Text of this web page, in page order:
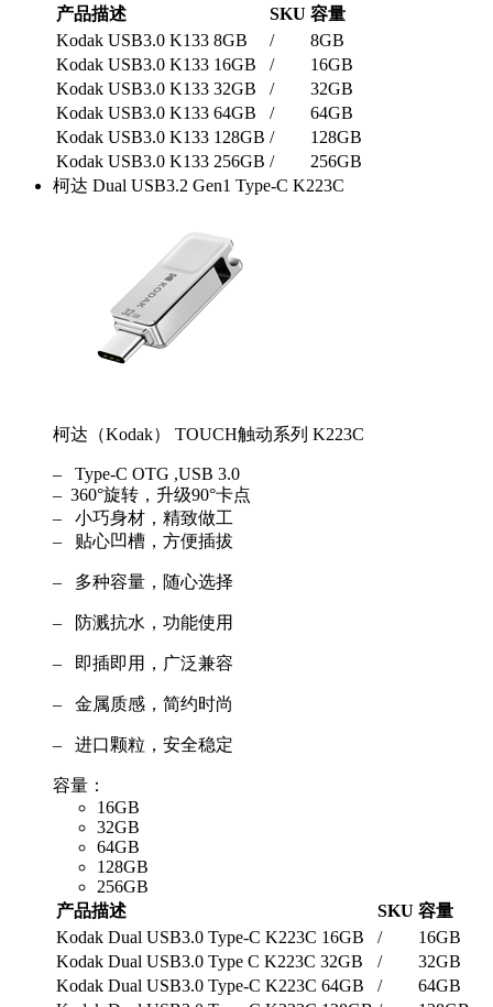
产品描述
SKU 容量
Kodak USB3.0 K133 8GB
/
8GB
Kodak USB3.0 K133 16GB
/
16GB
Kodak USB3.0 K133 32GB
/
32GB
Kodak USB3.0 K133 64GB
/
64GB
Kodak USB3.0 K133 128GB /
128GB
Kodak USB3.0 K133 256GB /
256GB
柯达 Dual USB3.2 Gen1 Type-C K223C
柯达（Kodak） TOUCH触动系列 K223C
– Type-C OTG ,USB 3.0
– 360°旋转，升级90°卡点
– 小巧身材，精致做工
– 贴心凹槽，方便插拔
– 多种容量，随心选择
– 防溅抗水，功能使用
– 即插即用，广泛兼容
– 金属质感，简约时尚
– 进口颗粒，安全稳定
容量：
16GB
32GB
64GB
128GB
256GB
产品描述
SKU 容量
Kodak Dual USB3.0 Type-C K223C 16GB
/
16GB
Kodak Dual USB3.0 Type C K223C 32GB
/
32GB
Kodak Dual USB3.0 Type-C K223C 64GB
/
64GB